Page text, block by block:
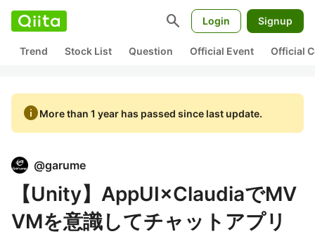
search Login Signup
Trend Stock List Question Official Event Official
infoMore than 1 year has passed since last update.
@garume
【Unity】AppUI×ClaudiaでMV
VMを意識してチャットアプリ